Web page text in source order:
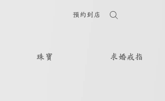
預約到店
珠寶 求婚戒指